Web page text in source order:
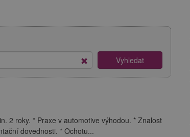
2 roky. * Praxe v automotive výhodou. * Znalost
dovednosti. * Ochotu...